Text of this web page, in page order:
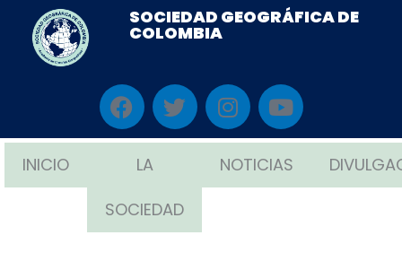
contenido
SOCIEDAD GEOGRÁFICA DE
COLOMBIA
F
a
c
o
o
T
w
i
e
r
I
n
s
t
a
Y
o
u
t
u
INICIO
LA
SOCIEDAD
NOTICIAS